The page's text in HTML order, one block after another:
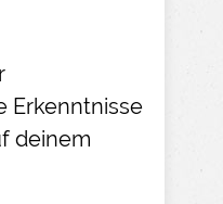
Erkenntnisse
deinem